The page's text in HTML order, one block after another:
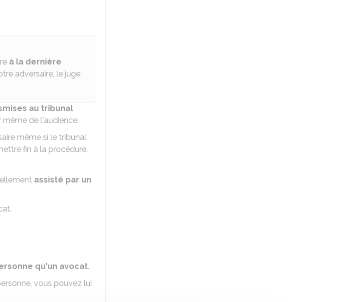
à la dernière
adversaire, le juge
au tribunal
même de l'audience.
même si le tribunal
fin à la procédure.
assisté par un
qu'un avocat.
vous pouvez lui